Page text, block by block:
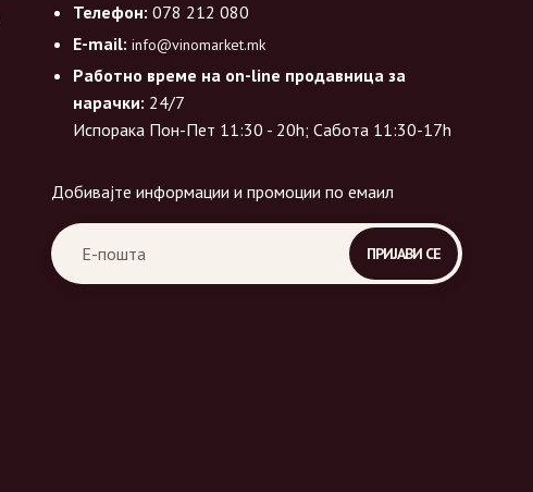
Телефон: 078 212 080
E-mail: info@vinomarket.mk
Работно време на on-line продавница за
нарачки: 24/7
Испорака Пон-Пет 11:30 - 20h; Сабота 11:30-17h
Добивајте информации и промоции по емаил